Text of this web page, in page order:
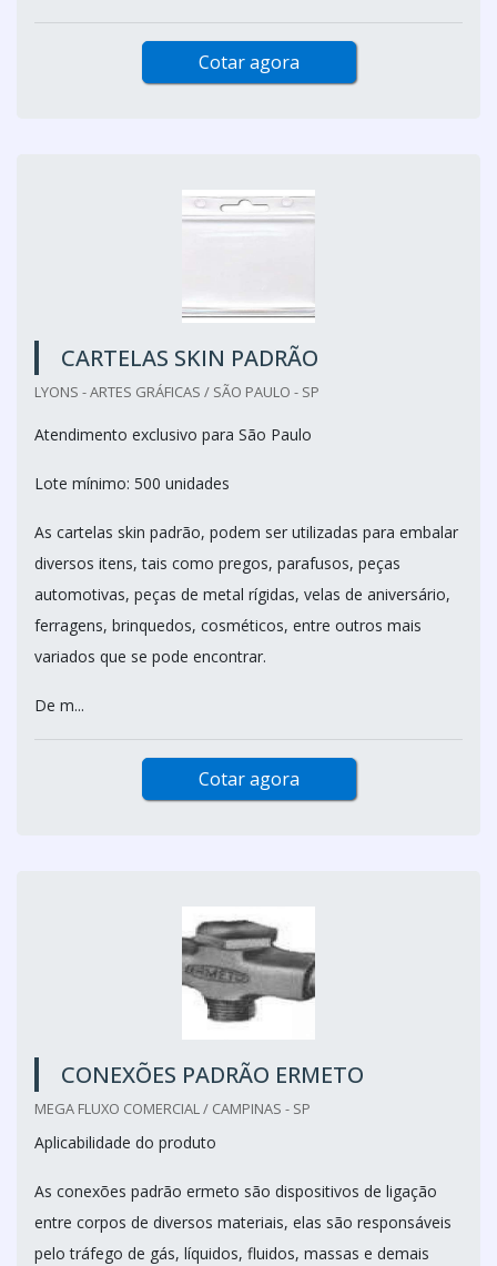
Cotar agora
CARTELAS SKIN PADRÃO
LYONS - ARTES GRÁFICAS / SÃO PAULO - SP
Atendimento exclusivo para São Paulo
Lote mínimo: 500 unidades
As cartelas skin padrão, podem ser utilizadas para embalar
diversos itens, tais como pregos, parafusos, peças
automotivas, peças de metal rígidas, velas de aniversário,
ferragens, brinquedos, cosméticos, entre outros mais
variados que se pode encontrar.
De m...
Cotar agora
CONEXÕES PADRÃO ERMETO
MEGA FLUXO COMERCIAL / CAMPINAS - SP
Aplicabilidade do produto
As conexões padrão ermeto são dispositivos de ligação
entre corpos de diversos materiais, elas são responsáveis
pelo tráfego de gás, líquidos, fluidos, massas e demais